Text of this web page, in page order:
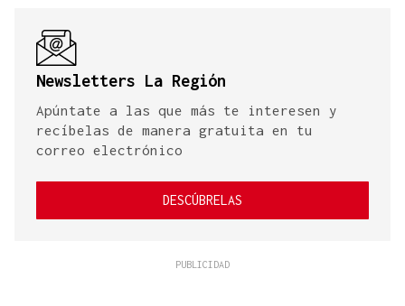
Newsletters La Región
Apúntate a las que más te interesen y
recíbelas de manera gratuita en tu
correo electrónico
DESCÚBRELAS